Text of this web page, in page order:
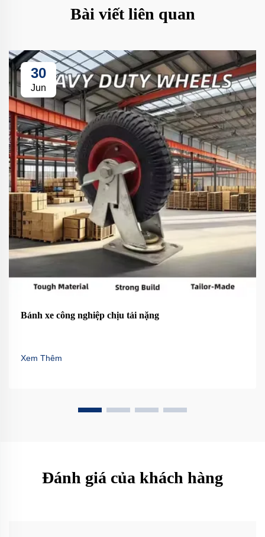
Bài viết liên quan
30
Jun
Bánh xe công nghiệp chịu tải nặng
Xem Thêm
Đánh giá của khách hàng